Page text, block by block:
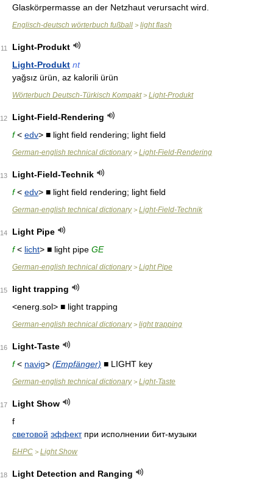
Glaskörpermasse an der Netzhaut verursacht wird.
Englisch-deutsch wörterbuch fußball > light flash
11
Light-Produkt
Light-Produkt nt
yağsız ürün, az kalorili ürün
Wörterbuch Deutsch-Türkisch Kompakt> Light-Produkt
12
Light-Field-Rendering
f< edv> ■ light field rendering; light field
German-english technical dictionary> Light-Field-Rendering
13
Light-Field-Technik
f< edv> ■ light field rendering; light field
German-english technical dictionary> Light-Field-Technik
14
Light Pipe
f< licht> ■ light pipe GE
German-english technical dictionary> Light Pipe
15
light trapping
<energ.sol> ■ light trapping
German-english technical dictionary> light trapping
16
Light-Taste
f< navig> (Empfänger) ■ LIGHT key
German-english technical dictionary> Light-Taste
17
Light Show
f
световой эффектпри исполнении бит-музыки
БНРС > Light Show
18 Light Detection and Ranging